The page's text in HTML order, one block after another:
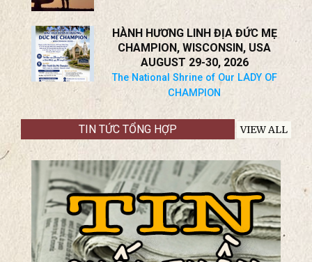
HÀNH HƯƠNG LINH ĐỊA ĐỨC MẸ
CHAMPION, WISCONSIN, USA
AUGUST 29-30, 2026
The National Shrine of Our LADY OF
CHAMPION
TIN TỨC TỔNG HỢP VIEW ALL